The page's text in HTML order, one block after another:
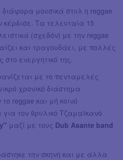
μουσικά στυλ η reggae
κέρδισε. Τα τελευταία 15
(σχεδόν) με την reggae
και τραγουδάει, με πολλές
στο ενεργητικό της.
με το πενταμελές
χρονικό διάστημα
reggae και μή κοινό
τον θρυλικό Τζαμαϊκανό
μαζί με τους Dub Asante band
την σκηνή και με άλλα